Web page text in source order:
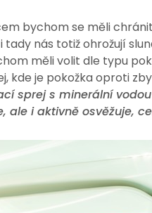
bychom se měli
i tady nás totiž ohrožují
měli volit dle typu
kde je pokožka oproti
sprej s minerální
ale i aktivně osvěžuje,